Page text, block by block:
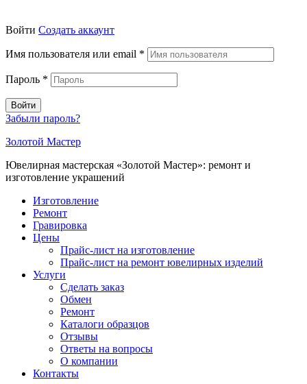
Войти Создать аккаунт
Имя пользователя или email *
Пароль *
Войти
Забыли пароль?
Золотой Мастер
Ювелирная мастерская «Золотой Мастер»: ремонт и
изготовление украшений
Изготовление
Ремонт
Гравировка
Цены
Прайс-лист на изготовление
Прайс-лист на ремонт ювелирных изделий
Услуги
Сделать заказ
Обмен
Ремонт
Каталоги образцов
Отзывы
Ответы на вопросы
О компании
Контакты